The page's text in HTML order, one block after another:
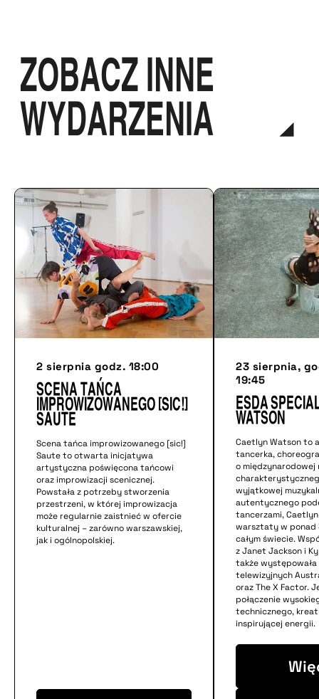
ZOBACZ INNE
WYDARZENIA
2 sierpnia godz. 18:00
Scena tańca
improwizowanego [sic!]
Saute
Scena tańca improwizowanego [sic!]
Saute to otwarta inicjatywa
artystyczna poświęcona tańcowi
oraz improwizacji scenicznej.
Powstała z potrzeby stworzenia
przestrzeni, w której improwizacja
może regularnie zaistnieć w ofercie
kulturalnej – zarówno warszawskiej,
jak i ogólnopolskiej.
23 sierpnia,
19:45
ESDA
WATSON
Caetlyn Watson to
tancerka,
o międzynarodowej
wyjątkowej
autentycznego
tancerzami,
warsztaty w ponad
całym świecie.
z Janet Jackson i
także
telewizyjnych
oraz The X Factor.
połączenie
technicznego,
inspirującej energii.